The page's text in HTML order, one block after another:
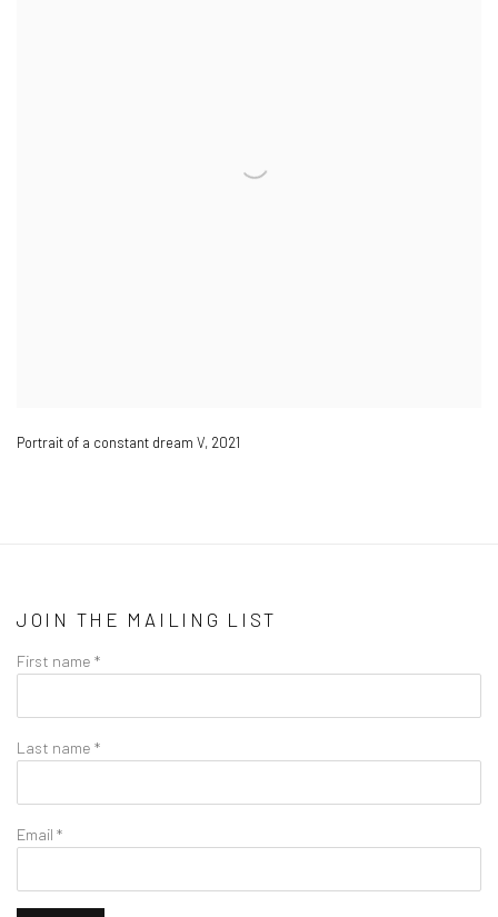
Portrait of a constant dream V, 2021
JOIN THE MAILING LIST
First name *
Last name *
Email *